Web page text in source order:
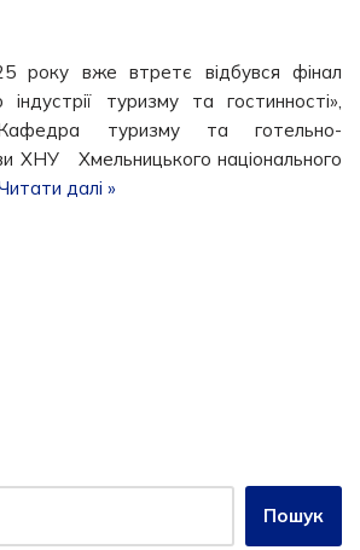
року вже втретє відбувся фінал
туризму та гостинності»,
Кафедра туризму та готельно-
ХНУ Хмельницького національного
далі »
Пошук